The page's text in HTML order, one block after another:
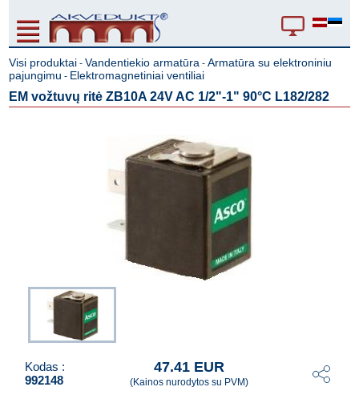
Visi produktai -Vandentiekio armatūra -Armatūra su elektroniniu
pajungimu - Elektromagnetiniai ventiliai
EM vožtuvų ritė ZB10A 24V AC 1/2"-1" 90°C L182/282
Kodas :
992148
47.41 EUR
(Kainos nurodytos su PVM)